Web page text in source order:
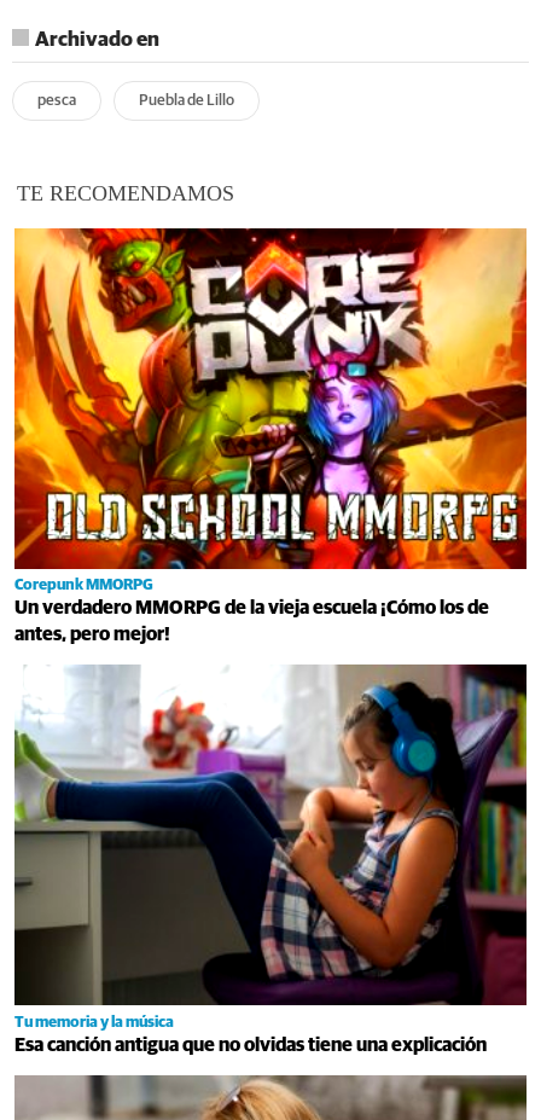
Archivado en
pesca Puebla de Lillo
TE RECOMENDAMOS
Corepunk MMORPG
Un verdadero MMORPG de la vieja escuela ¡Cómo los de
antes, pero mejor!
Tu memoria y la música
Esa canción antigua que no olvidas tiene una explicación